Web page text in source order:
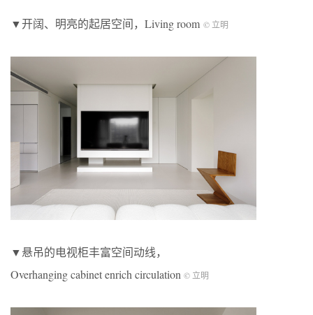
▼开阔、明亮的起居空间，Living room © 立明
▼悬吊的电视柜丰富空间动线，
Overhanging cabinet enrich circulation © 立明